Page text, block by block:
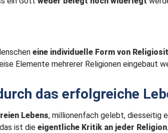
eine individuelle Form von
Elemente mehrerer Religionen eingebaut
das erfolgreiche
Lebens, millionenfach gelebt, diesseitig
ist die eigentliche Kritik an jeder Religion